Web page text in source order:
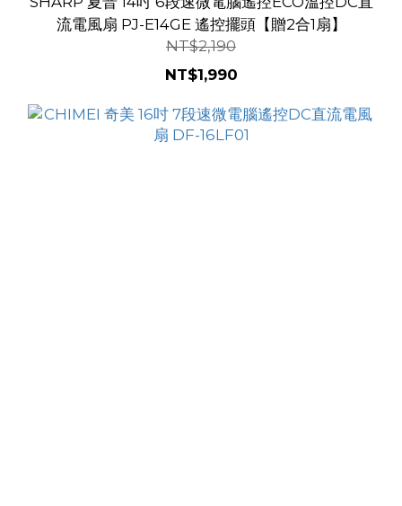
流電風扇 PJ-E14GE 遙控擺頭【贈2合1扇】
NT$2,190
NT$1,990